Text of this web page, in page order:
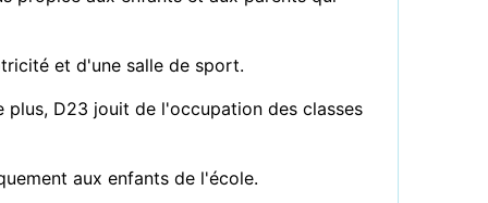
et d'une salle de sport.
plus, D23 jouit de l'occupation des classes
aux enfants de l'école.